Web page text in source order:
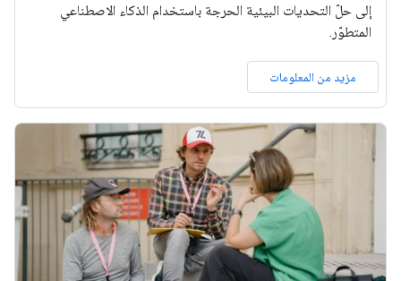
إلى حلّ التحديات البيئية الحرجة باستخدام الذكاء الاصطناعي
المتطوّر.
مزيد من المعلومات